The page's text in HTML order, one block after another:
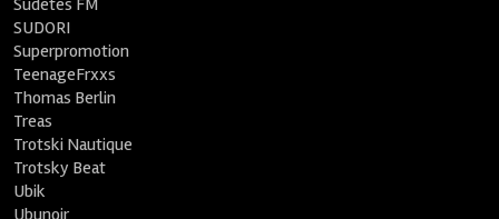
Sudètes FM
SUDORI
Superpromotion
TeenageFrxxs
Thomas Berlin
Treas
Trotski Nautique
Trotsky Beat
Ubik
Ubunoir